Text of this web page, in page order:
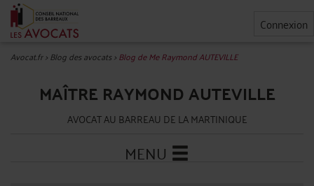
Connexion
Avocat.fr>Blog des avocats>Blog de Me Raymond AUTEVILLE
MAÎTRE RAYMOND AUTEVILLE
AVOCAT AU BARREAU DE LA MARTINIQUE
MENU